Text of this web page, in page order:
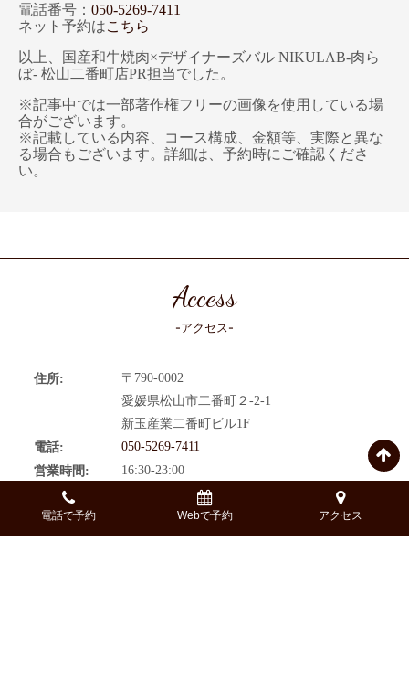
電話番号： 050-5269-7411
ネット予約はこちら
以上、国産和牛焼肉×デザイナーズバル NIKULAB-肉ら
ぼ- 松山二番町店PR担当でした。
※記事中では一部著作権フリーの画像を使用している場
合がございます。
※記載している内容、コース構成、金額等、実際と異な
る場合もございます。詳細は、予約時にご確認くださ
い。
Access
-アクセス-
住所:
〒790-0002
愛媛県松山市二番町２-2-1
新玉産業二番町ビル1F
電話:
050-5269-7411
営業時間:
16:30-23:00
（F.L.O22:00/D.L.O22:30）
アクセス:
伊予鉄道城南線 大街道駅 徒歩5分
伊予鉄道城南線 勝山町駅 徒歩8分
電話で予約 Webで予約 アクセス